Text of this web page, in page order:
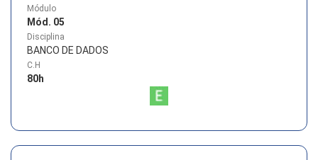
Módulo
Mód. 05
Disciplina
BANCO DE DADOS
C.H
80h